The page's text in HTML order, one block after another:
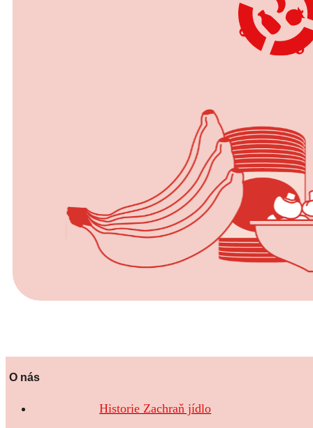
O nás
Historie Zachraň jídlo